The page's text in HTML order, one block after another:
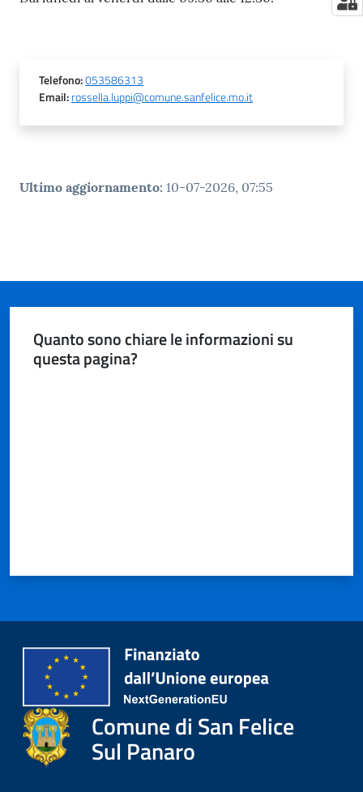
Telefono:053586313
Email:rossella.luppi@comune.sanfelice.mo.it
Ultimo aggiornamento: 10-07-2026, 07:55
Quanto sono chiare le informazioni su
questa pagina?
Comune di San Felice
Sul Panaro